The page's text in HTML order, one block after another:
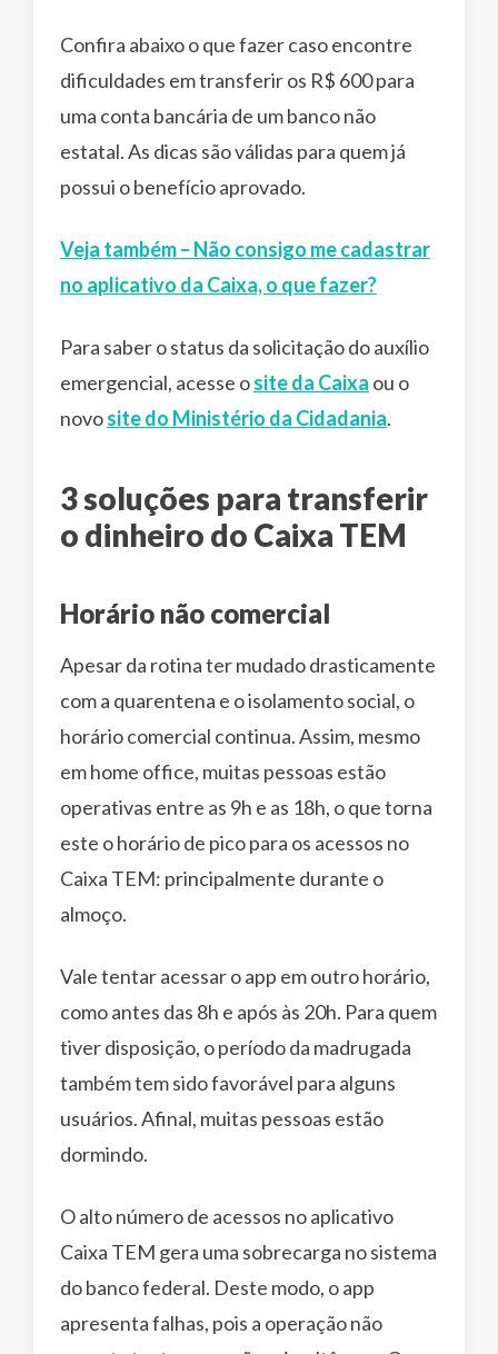
Confira abaixo o que fazer caso encontre
dificuldades em transferir os R$ 600 para
uma conta bancária de um banco não
estatal. As dicas são válidas para quem já
possui o benefício aprovado.
Veja também – Não consigo me cadastrar
no aplicativo da Caixa, o que fazer?
Para saber o status da solicitação do auxílio
emergencial, acesse osite da Caixa ou o
novosite do Ministério da Cidadania.
3 soluções para transferir
o dinheiro do Caixa TEM
Horário não comercial
Apesar da rotina ter mudado drasticamente
com a quarentena e o isolamento social, o
horário comercial continua. Assim, mesmo
em home office, muitas pessoas estão
operativas entre as 9h e as 18h, o que torna
este o horário de pico para os acessos no
Caixa TEM: principalmente durante o
almoço.
Vale tentar acessar o app em outro horário,
como antes das 8h e após às 20h. Para quem
tiver disposição, o período da madrugada
também tem sido favorável para alguns
usuários. Afinal, muitas pessoas estão
dormindo.
O alto número de acessos no aplicativo
Caixa TEM gera uma sobrecarga no sistema
do banco federal. Deste modo, o app
apresenta falhas, pois a operação não